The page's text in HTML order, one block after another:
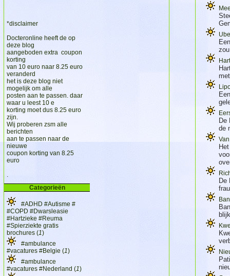
*disclaimer
Docteronline heeft de op
deze blog
aangeboden extra coupon
korting
van 10 euro naar 8.25 euro
veranderd
het is deze blog niet
mogelijk om alle
posten aan te passen. daar
waar u leest 10 e
korting moet dus 8.25 euro
zijn.
Wij proberen zsm alle
berichten
aan te passen naar de
nieuwe
coupon korting van 8.25
euro
Categorieën
#ADHD #Autisme #
#COPD #Dwarsleasie
#Hartzieke #Reuma
#Spierziekte gratis
brochures (1)
#ambulance
#vacatures #Belgie (1)
#ambulance
#vacatures #Nederland (1)
De
de
De